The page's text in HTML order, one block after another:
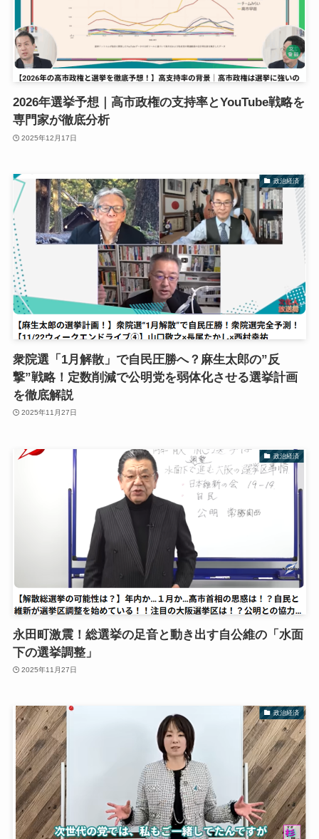
2026年選挙予想｜高市政権の支持率とYouTube戦略を
専門家が徹底分析
2025年12月17日
政治経済
衆院選「1月解散」で自民圧勝へ？麻生太郎の”反
撃”戦略！定数削減で公明党を弱体化させる選挙計画
を徹底解説
2025年11月27日
政治経済
永田町激震！総選挙の足音と動き出す自公維の「水面
下の選挙調整」
2025年11月27日
政治経済